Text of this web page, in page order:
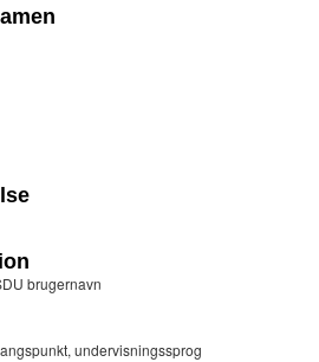
brugernavn
undervisningssprog